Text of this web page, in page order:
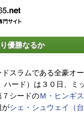
優勝なるか
スラムである全豪オ
ハード）は３０日、ミ
７シードのＭ・ヒンギ
がシェ・シュウェイ（台